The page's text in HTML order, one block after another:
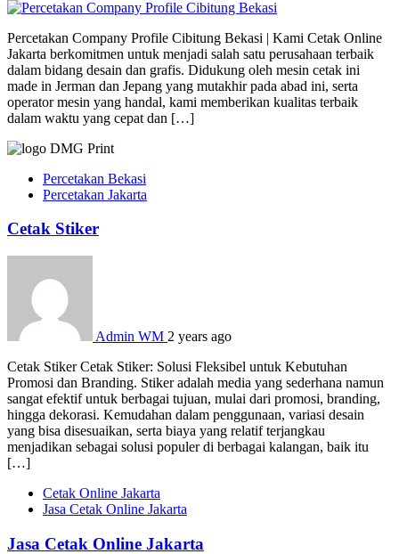
Percetakan Company Profile Cibitung Bekasi | Kami Cetak Online
Jakarta berkomitmen untuk menjadi salah satu perusahaan terbaik
dalam bidang desain dan grafis. Didukung oleh mesin cetak ini
made in Jerman dan Jepang yang mutakhir pada abad ini, serta
operator mesin yang handal, kami memberikan kualitas terbaik
dalam waktu yang cepat dan […]
Percetakan Bekasi
Percetakan Jakarta
Cetak Stiker
Admin WM 2 years ago
Cetak Stiker Cetak Stiker: Solusi Fleksibel untuk Kebutuhan
Promosi dan Branding. Stiker adalah media yang sederhana namun
sangat efektif untuk berbagai tujuan, mulai dari promosi, branding,
hingga dekorasi. Kemudahan dalam penggunaan, variasi desain
yang bisa disesuaikan, serta biaya yang relatif terjangkau
menjadikan sebagai solusi populer di berbagai kalangan, baik itu
[…]
Cetak Online Jakarta
Jasa Cetak Online Jakarta
Jasa Cetak Online Jakarta